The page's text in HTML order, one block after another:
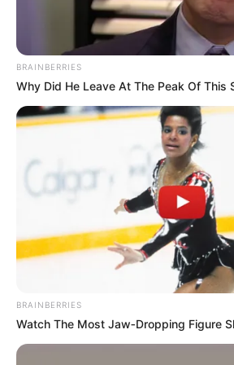
ACTIVAR AHORA
TEMAS DESTACADOS
CORTES DE LUZ EN BOLÍVAR
EL CARMEN DE BOLÍVAR
ALCALDÍA DE CARTAGENA
FEMINICIDIO
BRAINBERRIES
Why Did He Leave At The Peak Of This
BRAINBERRIES
Watch The Most Jaw‑Dropping Figure